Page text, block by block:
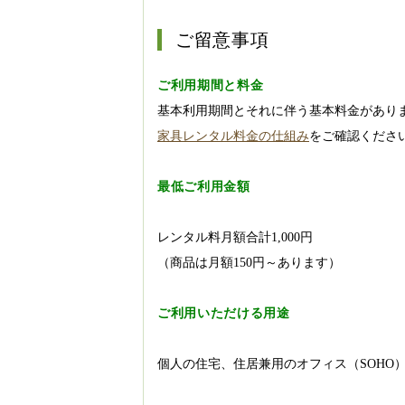
ご留意事項
ご利用期間と料金
基本利用期間とそれに伴う基本料金があり
家具レンタル料金の仕組みをご確認くださ
最低ご利用金額
レンタル料月額合計1,000円
（商品は月額150円～あります）
ご利用いただける用途
個人の住宅、住居兼用のオフィス（SOHO）